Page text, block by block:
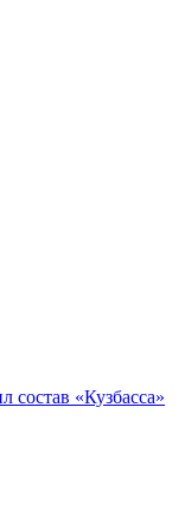
«Кузбасса»